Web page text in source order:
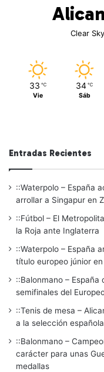
Clear Sky
33 ℃
Vie
34 ℃
Sáb
Entradas Recientes
::Waterpolo – España
arrollar a Singapur en
::Fútbol – El
la Roja ante Inglaterra
::Waterpolo – España
título europeo júnior en
::Balonmano –
semifinales del
::Tenis de mesa –
a la selección española
::Balonmano –
carácter para unas
medallas